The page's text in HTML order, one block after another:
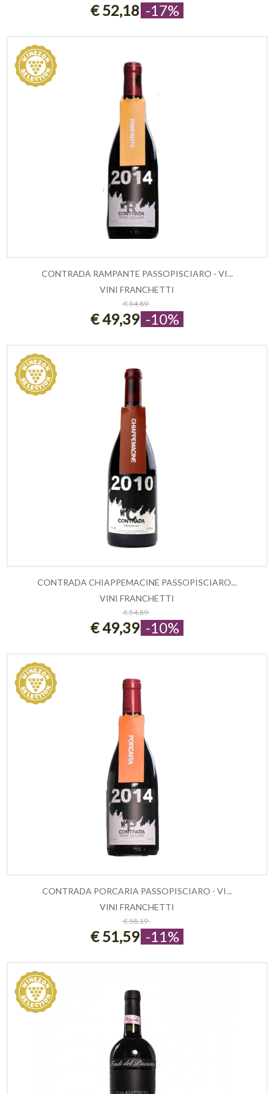
€ 52,18 -17%
ESAURITO
CONTRADA RAMPANTE PASSOPISCIARO - VI...
VINI FRANCHETTI
€ 54,89
€ 49,39 -10%
ESAURITO
CONTRADA CHIAPPEMACINE PASSOPISCIARO...
VINI FRANCHETTI
€ 54,89
€ 49,39 -10%
ESAURITO
CONTRADA PORCARIA PASSOPISCIARO - VI...
VINI FRANCHETTI
€ 58,19
€ 51,59 -11%